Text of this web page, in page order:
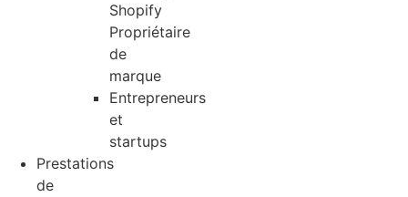
Shopify
Propriétaire
de
marque
Entrepreneurs
et
startups
Prestations
de